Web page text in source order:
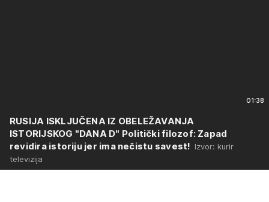
01:38
RUSIJA ISKLJUČENA IZ OBELEŽAVANJA
ISTORIJSKOG "DANA D" Politički filozof: Zapad
revidira istoriju jer ima nečistu savest! Izvor: kurir
televizija